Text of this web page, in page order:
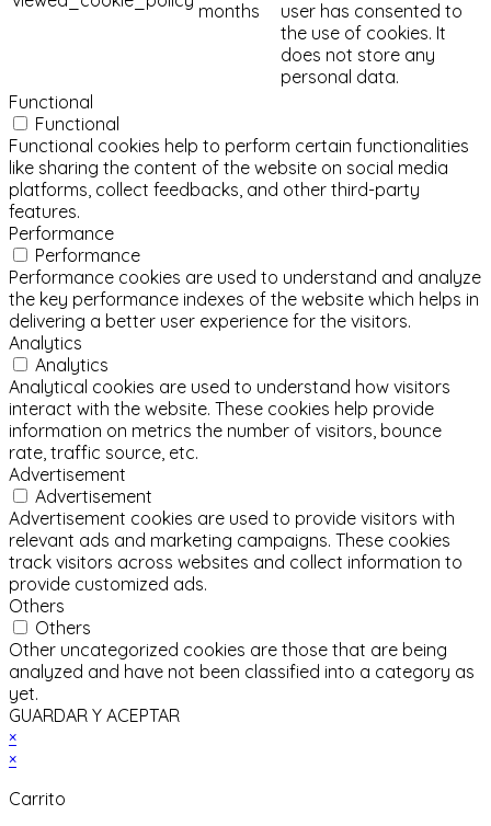
months
user has consented to
the use of cookies. It
does not store any
personal data.
Functional
Functional
Functional cookies help to perform certain functionalities
like sharing the content of the website on social media
platforms, collect feedbacks, and other third-party
features.
Performance
Performance
Performance cookies are used to understand and analyze
the key performance indexes of the website which helps in
delivering a better user experience for the visitors.
Analytics
Analytics
Analytical cookies are used to understand how visitors
interact with the website. These cookies help provide
information on metrics the number of visitors, bounce
rate, traffic source, etc.
Advertisement
Advertisement
Advertisement cookies are used to provide visitors with
relevant ads and marketing campaigns. These cookies
track visitors across websites and collect information to
provide customized ads.
Others
Others
Other uncategorized cookies are those that are being
analyzed and have not been classified into a category as
yet.
GUARDAR Y ACEPTAR
×
×
Carrito